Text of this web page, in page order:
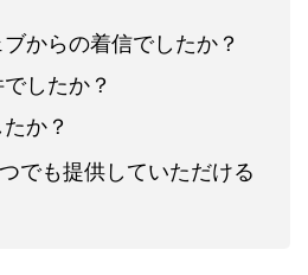
からの着信でしたか？
したか？
か？
でも提供していただける